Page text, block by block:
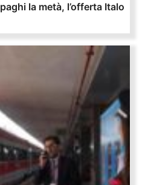
la metà, l’offerta Italo